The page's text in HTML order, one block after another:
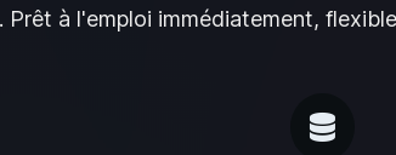
à l'emploi immédiatement,